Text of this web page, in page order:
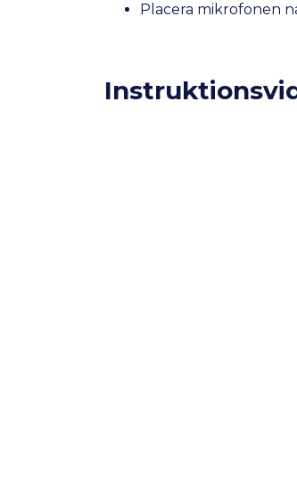
Placera mikrofonen